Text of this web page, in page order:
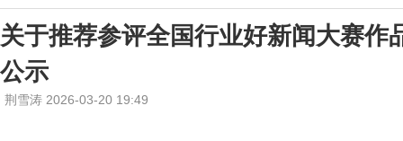
关于推荐参评全国行业好新闻大赛作
公示
荆雪涛 2026-03-20 19:49